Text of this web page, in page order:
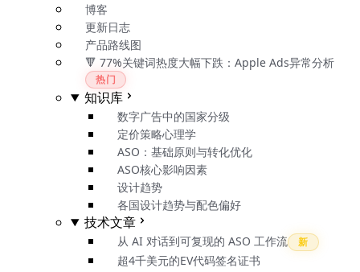
博客
更新日志
产品路线图
🔻 77%关键词热度大幅下跌：Apple Ads异常分析
热门
知识库
数字广告中的国家分级
定价策略心理学
ASO：基础原则与转化优化
ASO核心影响因素
设计趋势
各国设计趋势与配色偏好
技术文章
从 AI 对话到可复现的 ASO 工作流 新
超4千美元的EV代码签名证书